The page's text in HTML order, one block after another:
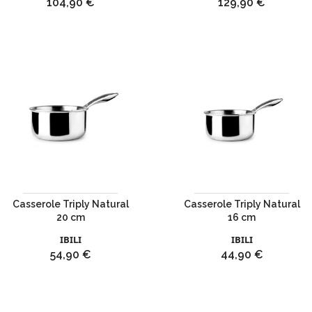
Casserole Triply Natural
20 cm
IBILI
Prix
54,90 €
Casserole Triply Natural
16 cm
IBILI
Prix
44,90 €